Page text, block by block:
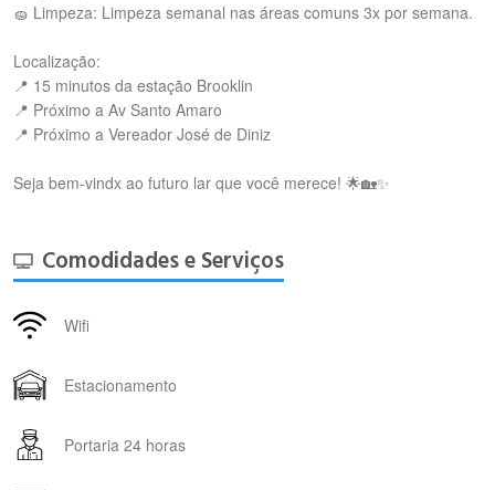
🧽 Limpeza: Limpeza semanal nas áreas comuns 3x por semana.
Localização:
📍 15 minutos da estação Brooklin
📍 Próximo a Av Santo Amaro
📍 Próximo a Vereador José de Diniz
Seja bem-vindx ao futuro lar que você merece! 🌟🏡✨
Comodidades e Serviços
Wifi
Estacionamento
Portaria 24 horas